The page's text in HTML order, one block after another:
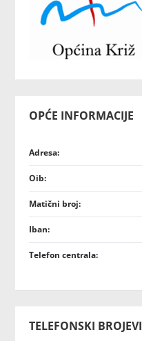
OPĆE INFORMACIJE
Adresa:
Oib:
Matični broj:
Iban:
Telefon centrala:
TELEFONSKI BROJEVI